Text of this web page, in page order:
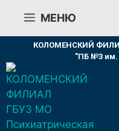
содержимому
МЕНЮ
КОЛОМЕНСКИЙ
"ПБ №3